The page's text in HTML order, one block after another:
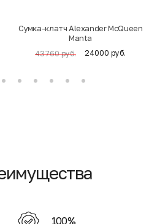
Cумка-клатч Alexander McQueen
Manta
43760 руб. 24000 руб.
100%